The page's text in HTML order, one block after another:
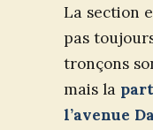
La section
pas
tronçons
mais la
l’avenue